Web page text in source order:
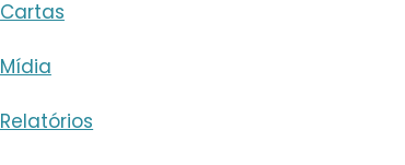
Cartas
Mídia
Relatórios